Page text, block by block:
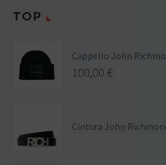
TOP
Cappello John
100,00 €
Cintura John